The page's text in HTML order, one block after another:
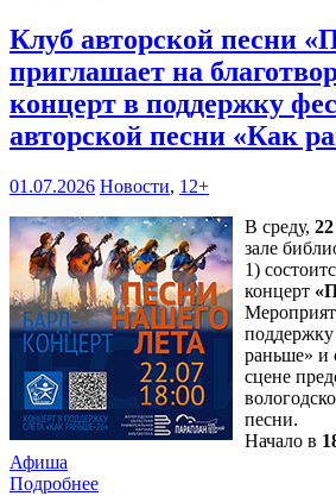
Клуб авторской песни
приглашает на
концерт в поддержку
авторской песни «Как
01.07.2026 Новости, 12+
В среду,
зале
1)
концерт
раньше» и
сцене
песни.
Начало в
Афиша
Подробнее